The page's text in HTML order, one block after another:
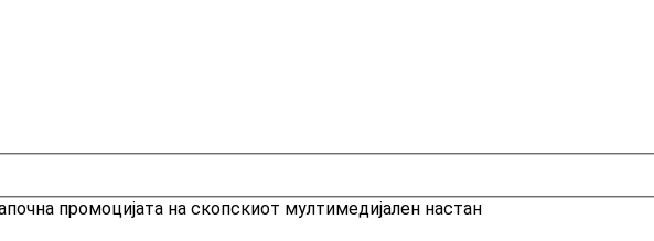
промоцијата на скопскиот мултимедијален настан